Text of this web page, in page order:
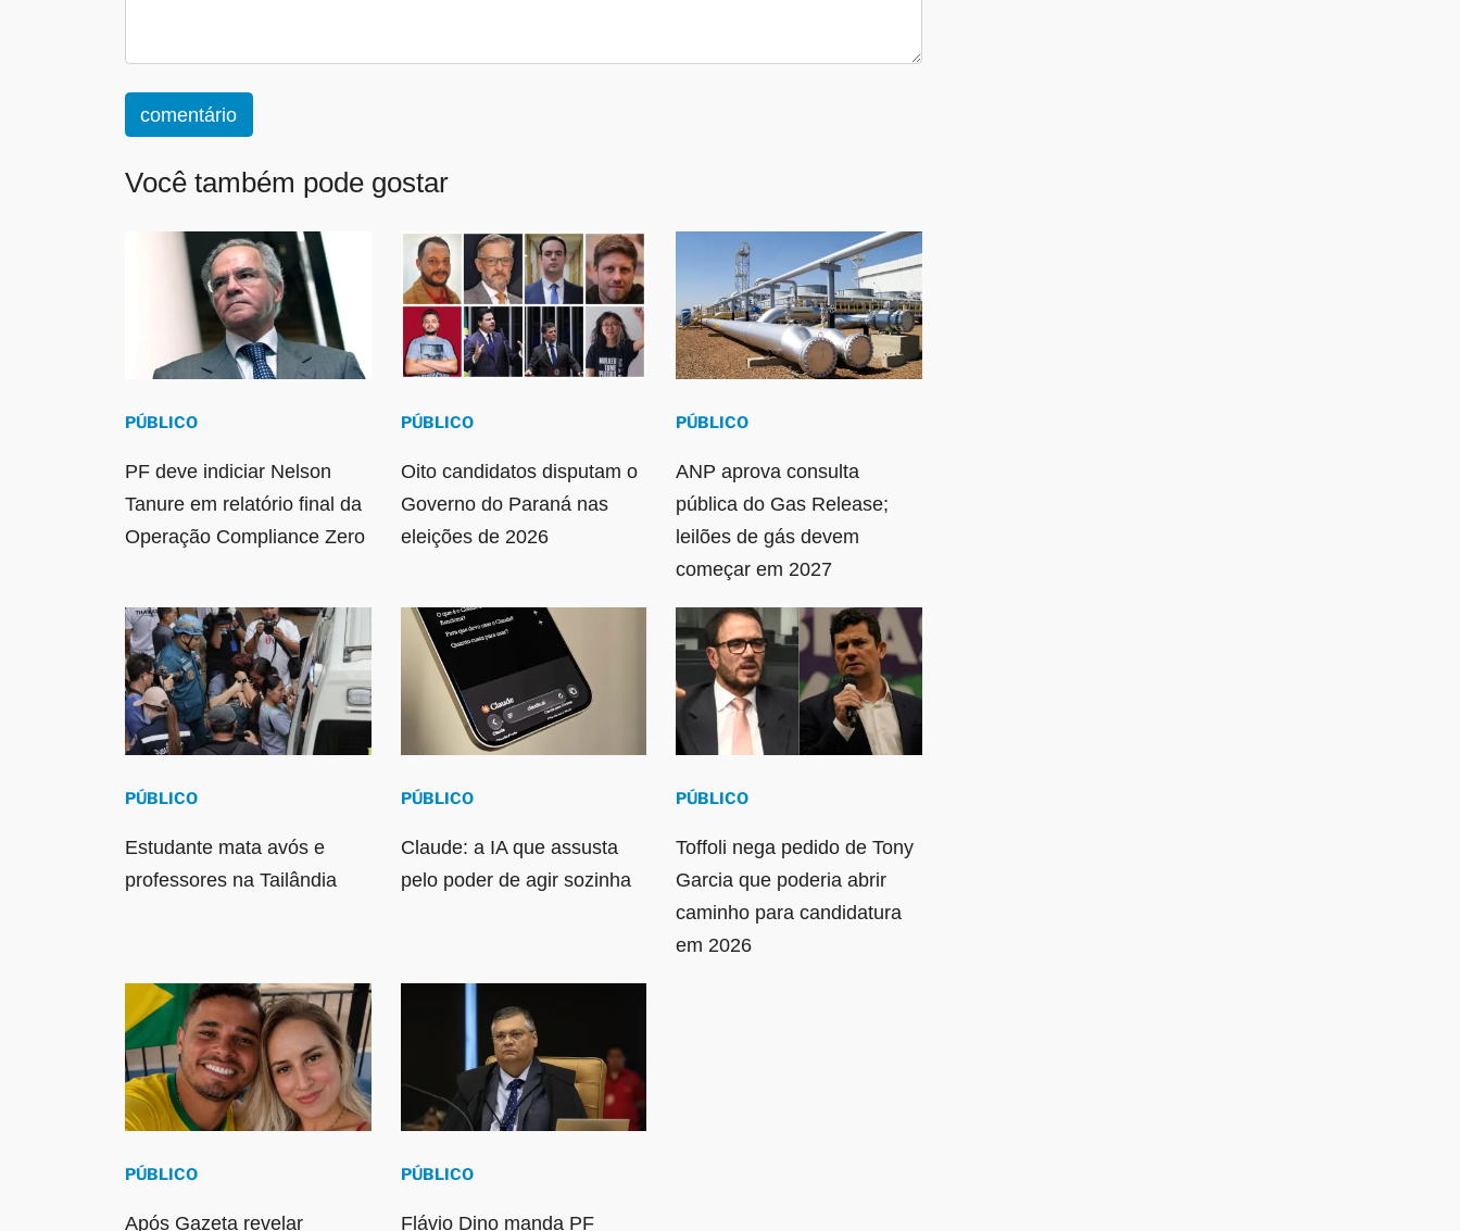
comentário
Você também pode gostar
PÚBLICO
PF deve indiciar Nelson
Tanure em relatório final da
Operação Compliance Zero
PÚBLICO
Oito candidatos disputam o
Governo do Paraná nas
eleições de 2026
PÚBLICO
ANP aprova consulta
pública do Gas Release;
leilões de gás devem
começar em 2027
PÚBLICO
Estudante mata avós e
professores na Tailândia
PÚBLICO
Claude: a IA que assusta
pelo poder de agir sozinha
PÚBLICO
Toffoli nega pedido de Tony
Garcia que poderia abrir
caminho para candidatura
em 2026
PÚBLICO
Após Gazeta revelar
PÚBLICO
Flávio Dino manda PF